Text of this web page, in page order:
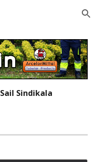
Skip to navigation
Sail Sindikala